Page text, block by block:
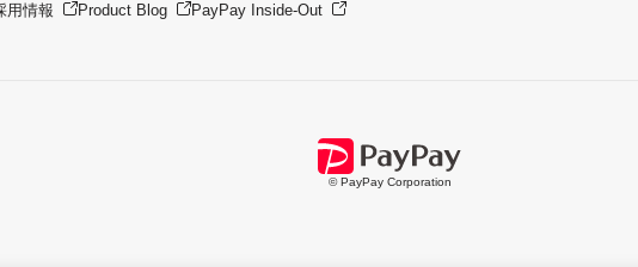
用情報 Product Blog PayPay Inside-Out
© PayPay Corporation